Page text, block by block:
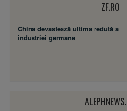
ZF.RO
China devastează ultima redută a
industriei germane